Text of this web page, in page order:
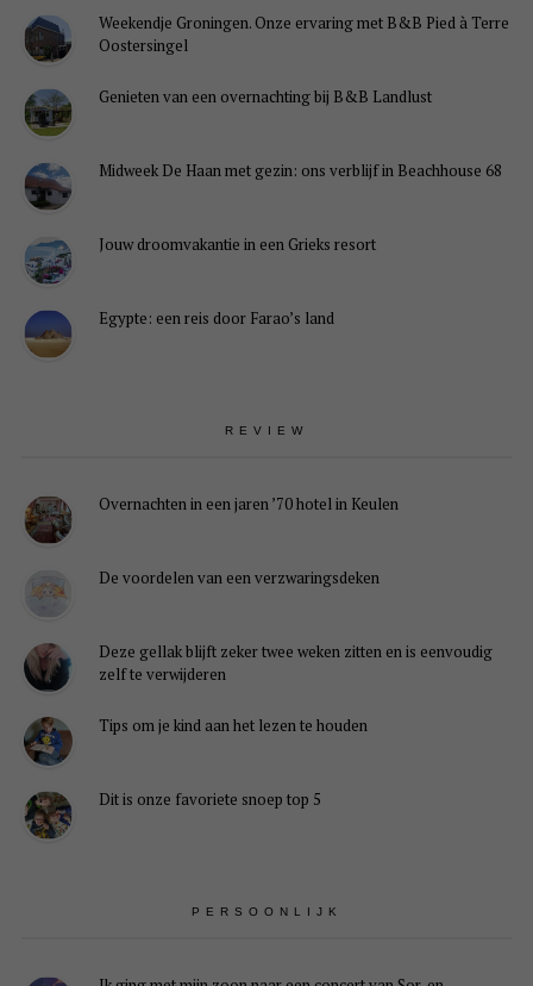
Weekendje Groningen. Onze ervaring met B&B Pied à Terre
Oostersingel
Genieten van een overnachting bij B&B Landlust
Midweek De Haan met gezin: ons verblijf in Beachhouse 68
Jouw droomvakantie in een Grieks resort
Egypte: een reis door Farao’s land
REVIEW
Overnachten in een jaren ’70 hotel in Keulen
De voordelen van een verzwaringsdeken
Deze gellak blijft zeker twee weken zitten en is eenvoudig
zelf te verwijderen
Tips om je kind aan het lezen te houden
Dit is onze favoriete snoep top 5
PERSOONLIJK